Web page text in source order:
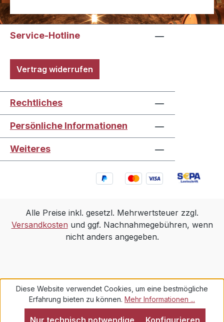
Service-Hotline
Vertrag widerrufen
Rechtliches
Persönliche Informationen
Weiteres
Alle Preise inkl. gesetzl. Mehrwertsteuer zzgl.
Versandkosten und ggf. Nachnahmegebühren, wenn
nicht anders angegeben.
Diese Website verwendet Cookies, um eine bestmögliche
Erfahrung bieten zu können. Mehr Informationen ...
Nur technisch notwendige Konfigurieren